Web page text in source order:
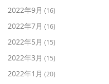
2022年9月 (16)
2022年7月 (16)
2022年5月 (15)
2022年3月 (15)
2022年1月 (20)